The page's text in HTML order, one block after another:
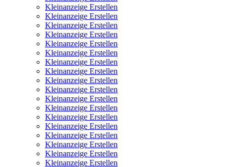
Kleinanzeige Erstellen
Kleinanzeige Erstellen
Kleinanzeige Erstellen
Kleinanzeige Erstellen
Kleinanzeige Erstellen
Kleinanzeige Erstellen
Kleinanzeige Erstellen
Kleinanzeige Erstellen
Kleinanzeige Erstellen
Kleinanzeige Erstellen
Kleinanzeige Erstellen
Kleinanzeige Erstellen
Kleinanzeige Erstellen
Kleinanzeige Erstellen
Kleinanzeige Erstellen
Kleinanzeige Erstellen
Kleinanzeige Erstellen
Kleinanzeige Erstellen